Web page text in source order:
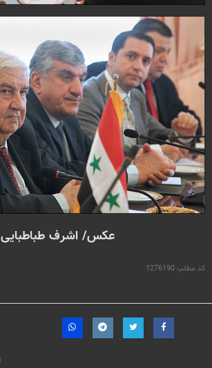
عکس/ اشرف طباطبایی
کد مطلب1276190